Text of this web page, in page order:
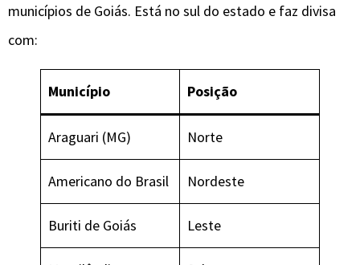
municípios de Goiás. Está no sul do estado e faz divisa
com:
Município Posição
Araguari (MG) Norte
Americano do Brasil Nordeste
Buriti de Goiás Leste